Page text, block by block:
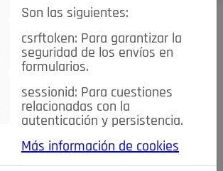
Caridad
Ciencia&Tecnología
Economía
Estilo de Vida
Madrid Opinión IN
Pozuelo de Alarcón
Salud 🔴 En Directo
NOTICIAS
Son las siguientes:
csrftoken: Para garantizar la
seguridad de los envíos en
formularios.
sessionid: Para cuestiones
relacionadas con la
autenticación y persistencia.
Más información de cookies